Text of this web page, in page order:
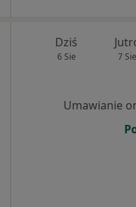
Dziś
6 Sie 7 Sie
Umawianie